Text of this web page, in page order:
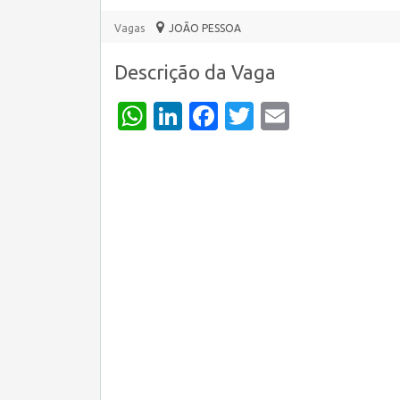
Vagas JOÃO PESSOA
Descrição da Vaga
WhatsApp
LinkedIn
Facebook
Twitter